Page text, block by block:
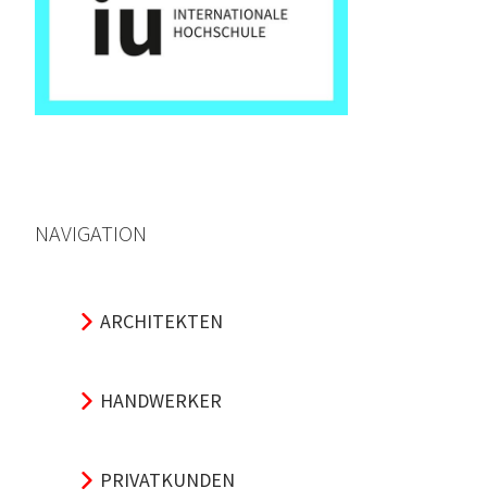
NAVIGATION
ARCHITEKTEN
HANDWERKER
PRIVATKUNDEN